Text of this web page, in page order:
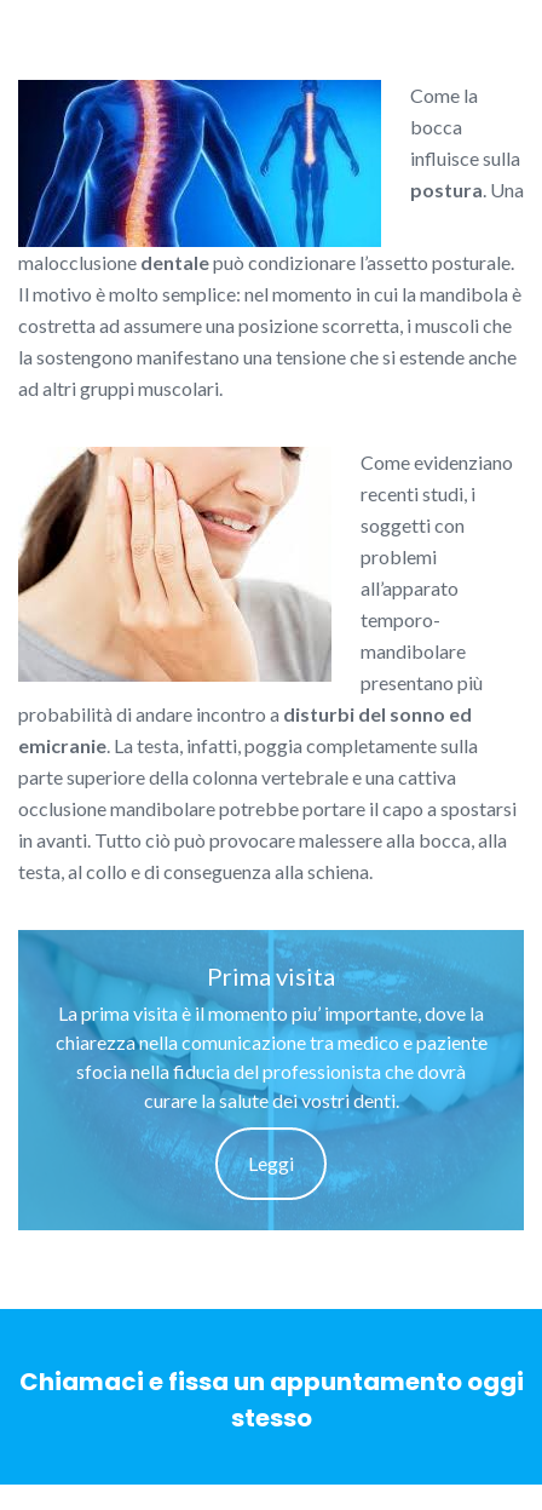
Come la
bocca
influisce sulla
postura . Una
malocclusione dentalepuò condizionare l’assetto posturale.
Il motivo è molto semplice: nel momento in cui la mandibola è
costretta ad assumere una posizione scorretta, i muscoli che
la sostengono manifestano una tensione che si estende anche
ad altri gruppi muscolari.
Come evidenziano
recenti studi, i
soggetti con
problemi
all’apparato
temporo-
mandibolare
presentano più
probabilità di andare incontro a disturbi del sonno ed
emicranie . La testa, infatti, poggia completamente sulla
parte superiore della colonna vertebrale e una cattiva
occlusione mandibolare potrebbe portare il capo a spostarsi
in avanti. Tutto ciò può provocare malessere alla bocca, alla
testa, al collo e di conseguenza alla schiena.
Prima visita
La prima visita è il momento piu’ importante, dove la
chiarezza nella comunicazione tra medico e paziente
sfocia nella fiducia del professionista che dovrà
curare la salute dei vostri denti.
Leggi
Chiamaci e fissa un appuntamento oggi
stesso